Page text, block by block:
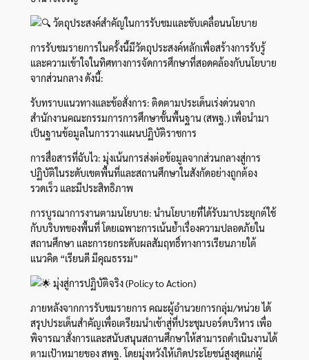
วัตถุประสงค์สำคัญในการรับชมและขับเคลื่อนนโยบาย
การรับชมรายการในครั้งนี้มีวัตถุประสงค์หลักเพื่อสร้างการรับรู้
และความเข้าใจในทิศทางการจัดการศึกษาที่สอดคล้องกับนโยบาย
จากส่วนกลาง ดังนี้:
รับทราบแนวทางและข้อสั่งการ: ติดตามประเด็นเร่งด่วนจาก
สำนักงานคณะกรรมการการศึกษาขั้นพื้นฐาน (สพฐ.) เพื่อนำมา
เป็นฐานข้อมูลในการวางแผนปฏิบัติราชการ
การสื่อสารที่ฉับไว: มุ่งเน้นการส่งต่อข้อมูลจากส่วนกลางสู่การ
ปฏิบัติในระดับเขตพื้นที่และสถานศึกษาในสังกัดอย่างถูกต้อง
รวดเร็ว และมีประสิทธิภาพ
การบูรณาการงานตามนโยบาย: นำนโยบายที่ได้รับมาประยุกต์ใช้
กับบริบทของพื้นที่ โดยเฉพาะการเน้นย้ำเรื่องความปลอดภัยใน
สถานศึกษา และการยกระดับผลสัมฤทธิ์ทางการเรียนภายใต้
แนวคิด “เรียนดี มีคุณธรรม”
มุ่งสู่การปฏิบัติจริง (Policy to Action)
ภายหลังจากการรับชมรายการ คณะผู้อำนวยการกลุ่ม/หน่วย ได้
สรุปประเด็นสำคัญเพื่อเตรียมนำเข้าสู่ที่ประชุมบอร์ดบริหาร เพื่อ
พิจารณาสั่งการและสนับสนุนสถานศึกษาให้สามารถดำเนินงานได้
ตามเป้าหมายของ สพฐ. โดยมุ่งหวังให้เกิดประโยชน์สูงสุดแก่ผู้